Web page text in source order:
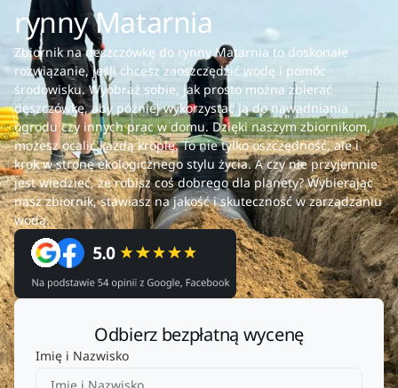
rynny Matarnia
Zbiornik na deszczówkę do rynny Matarnia to doskonałe
rozwiązanie, jeśli chcesz zaoszczędzić wodę i pomóc
środowisku. Wyobraź sobie, jak prosto można zbierać
deszczówkę, aby później wykorzystać ją do nawadniania
ogrodu czy innych prac w domu. Dzięki naszym zbiornikom,
możesz ocalić każdą kroplę. To nie tylko oszczędność, ale i
krok w stronę ekologicznego stylu życia. A czy nie przyjemnie
jest wiedzieć, że robisz coś dobrego dla planety? Wybierając
nasz zbiornik, stawiasz na jakość i skuteczność w zarządzaniu
wodą.
Odbierz bezpłatną wycenę
Imię i Nazwisko